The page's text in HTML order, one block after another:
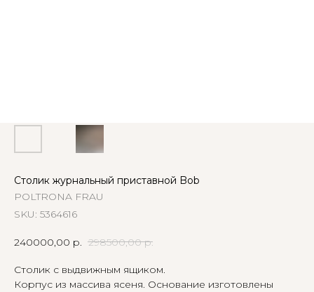
Столик журнальный приставной Bob
POLTRONA FRAU
SKU: 5364616
240000,00 р. 298500,00 р.
Столик с выдвижным ящиком.
Корпус из массива ясеня. Основание изготовлены